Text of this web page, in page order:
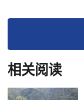
相关阅读